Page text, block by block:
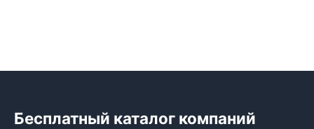
Бесплатный каталог компаний